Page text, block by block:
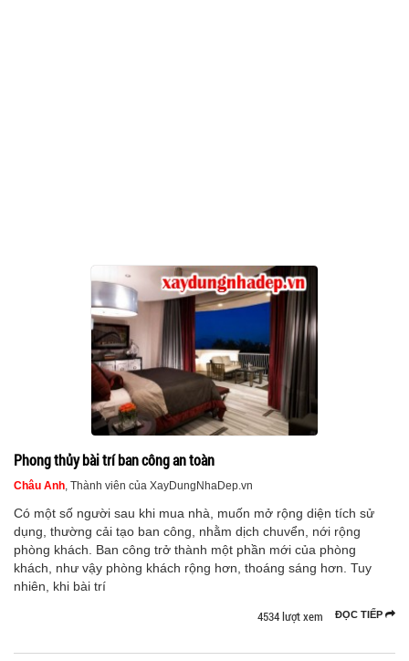
Phong thủy bài trí ban công an toàn
Châu Anh, Thành viên của XayDungNhaDep.vn
Có một số người sau khi mua nhà, muốn mở rộng diện tích sử
dụng, thường cải tạo ban công, nhằm dịch chuvển, nới rộng
phòng khách. Ban công trở thành một phần mới của phòng
khách, như vậy phòng khách rộng hơn, thoáng sáng hơn. Tuy
nhiên, khi bài trí
ĐỌC TIẾP
4534 lượt xem